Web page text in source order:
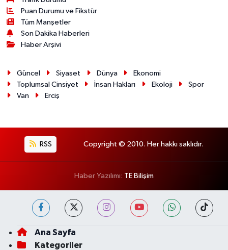
Puan Durumu ve Fikstür
Tüm Manşetler
Son Dakika Haberleri
Haber Arşivi
Güncel Siyaset Dünya
Ekonomi
Toplumsal Cinsiyet
İnsan Hakları Ekoloji
Spor
Van
Erciş
RSS Copyright © 2010. Her hakkı saklıdır.
Haber Yazılımı: TE Bilişim
Ana Sayfa
Kategoriler